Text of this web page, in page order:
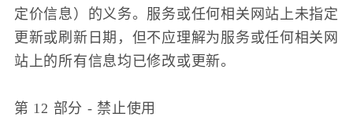
定价信息）的义务。服务或任何相关网站上未指定
更新或刷新日期，但不应理解为服务或任何相关网
站上的所有信息均已修改或更新。
第 12 部分 - 禁止使用